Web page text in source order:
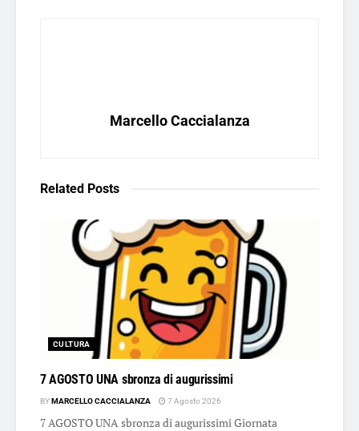
Marcello Caccialanza
Related Posts
CULTURA
7 AGOSTO UNA sbronza di augurissimi
BYMARCELLO CACCIALANZA 7 Agosto 2026
7 AGOSTO UNA sbronza di augurissimi Giornata